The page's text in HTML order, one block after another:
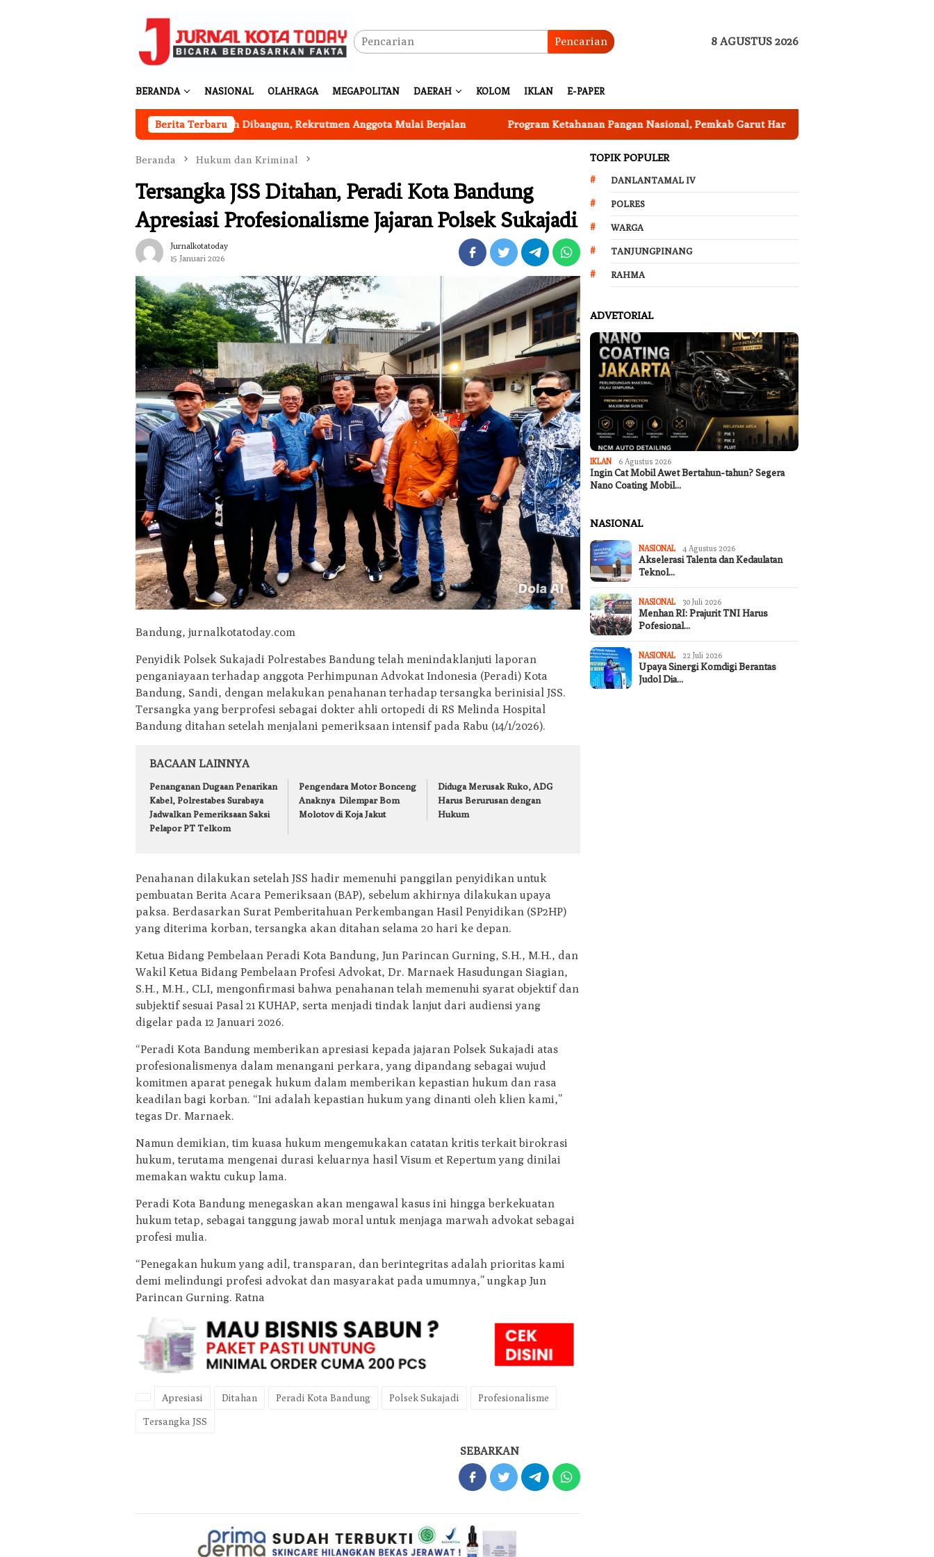
Pencarian 8 AGUSTUS 2026
BERANDA NASIONAL OLAHRAGA MEGAPOLITAN DAERAH KOLOM IKLAN E-PAPER
Berita Terbaru
Putih Desa Sukakarya Masih Dibangun, Rekrutmen Anggota Mulai Berjalan Program Ketahanan Pangan Nasional, Pemkab Garut Harus Peka Mengatasi Ancaman Kekeringana
Beranda Hukum dan Kriminal
Tersangka JSS Ditahan, Peradi Kota Bandung
Apresiasi Profesionalisme Jajaran Polsek Sukajadi
Jurnalkotatoday
15 Januari 2026
Bandung, jurnalkotatoday.com
Penyidik Polsek Sukajadi Polrestabes Bandung telah menindaklanjuti laporan
penganiayaan terhadap anggota Perhimpunan Advokat Indonesia (Peradi) Kota
Bandung, Sandi, dengan melakukan penahanan terhadap tersangka berinisial JSS.
Tersangka yang berprofesi sebagai dokter ahli ortopedi di RS Melinda Hospital
Bandung ditahan setelah menjalani pemeriksaan intensif pada Rabu (14/1/2026).
BACAAN LAINNYA
Penanganan Dugaan Penarikan
Kabel, Polrestabes Surabaya
Jadwalkan Pemeriksaan Saksi
Pelapor PT Telkom
Pengendara Motor Bonceng
Anaknya Dilempar Bom
Molotov di Koja Jakut
Diduga Merusak Ruko, ADG
Harus Berurusan dengan
Hukum
Penahanan dilakukan setelah JSS hadir memenuhi panggilan penyidikan untuk
pembuatan Berita Acara Pemeriksaan (BAP), sebelum akhirnya dilakukan upaya
paksa. Berdasarkan Surat Pemberitahuan Perkembangan Hasil Penyidikan (SP2HP)
yang diterima korban, tersangka akan ditahan selama 20 hari ke depan.
Ketua Bidang Pembelaan Peradi Kota Bandung, Jun Parincan Gurning, S.H., M.H., dan
Wakil Ketua Bidang Pembelaan Profesi Advokat, Dr. Marnaek Hasudungan Siagian,
S.H., M.H., CLI, mengonfirmasi bahwa penahanan telah memenuhi syarat objektif dan
subjektif sesuai Pasal 21 KUHAP, serta menjadi tindak lanjut dari audiensi yang
digelar pada 12 Januari 2026.
“Peradi Kota Bandung memberikan apresiasi kepada jajaran Polsek Sukajadi atas
profesionalismenya dalam menangani perkara, yang dipandang sebagai wujud
komitmen aparat penegak hukum dalam memberikan kepastian hukum dan rasa
keadilan bagi korban. “Ini adalah kepastian hukum yang dinanti oleh klien kami,”
tegas Dr. Marnaek.
Namun demikian, tim kuasa hukum mengemukakan catatan kritis terkait birokrasi
hukum, terutama mengenai durasi keluarnya hasil Visum et Repertum yang dinilai
memakan waktu cukup lama.
Peradi Kota Bandung menegaskan akan mengawal kasus ini hingga berkekuatan
hukum tetap, sebagai tanggung jawab moral untuk menjaga marwah advokat sebagai
profesi mulia.
“Penegakan hukum yang adil, transparan, dan berintegritas adalah prioritas kami
demi melindungi profesi advokat dan masyarakat pada umumnya,” ungkap Jun
Parincan Gurning. Ratna
Apresiasi Ditahan Peradi Kota Bandung Polsek Sukajadi Profesionalisme
Tersangka JSS
SEBARKAN
TOPIK POPULER
DANLANTAMAL IV
POLRES
WARGA
TANJUNGPINANG
RAHMA
ADVETORIAL
IKLAN 6 Agustus 2026
Ingin Cat Mobil Awet Bertahun-tahun? Segera
Nano Coating Mobil…
NASIONAL
NASIONAL 4 Agustus 2026
Akselerasi Talenta dan Kedaulatan
Teknol…
NASIONAL 30 Juli 2026
Menhan RI: Prajurit TNI Harus
Pofesional…
NASIONAL 22 Juli 2026
Upaya Sinergi Komdigi Berantas
Judol Dia…